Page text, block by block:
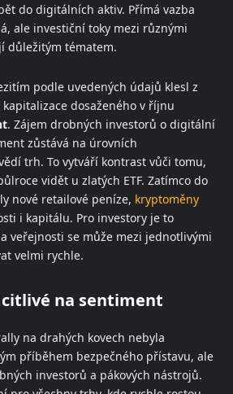
do digitálních aktiv. Přímá vazba
ale investiční toky mezi různými
důležitým tématem.
podle uvedených údajů klesl z
dosaženého v říjnu
. Zájem drobných investorů o digitální
zůstává na úrovních
trh. To vytváří kontrast vůči tomu,
vidět u zlatých ETF. Zatímco do
nové retailové peníze, kryptoměny
i kapitálu. Pro investory je to
veřejnosti se může mezi jednotlivými
velmi rychle.
na sentiment
na drahých kovech nebyla
příběhem bezpečného přístavu, ale
investorů a pákových nástrojů.